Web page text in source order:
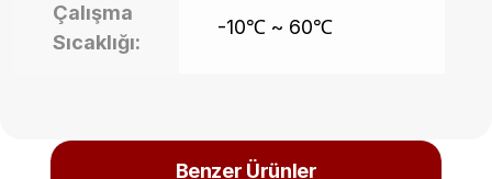
Çalışma
Sıcaklığı:
-10℃ ~ 60℃
Benzer Ürünler